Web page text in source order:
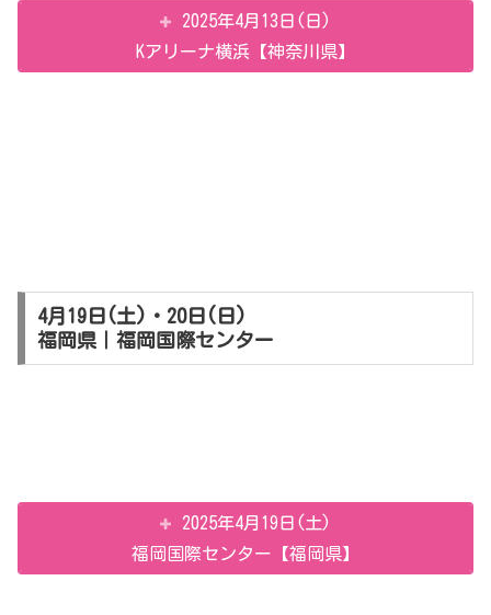
2025年4月13日(日)
Kアリーナ横浜【神奈川県】
4月19日(土)・20日(日)
福岡県｜福岡国際センター
2025年4月19日(土)
福岡国際センター【福岡県】